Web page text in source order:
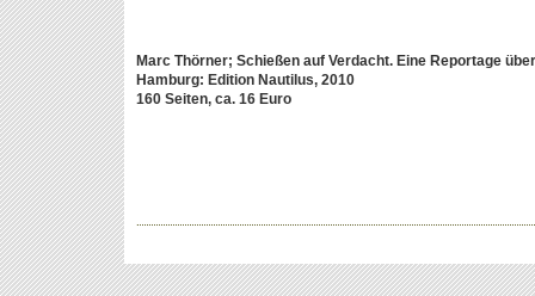
Marc Thörner; Schießen auf Verdacht. Eine Reportage
Hamburg: Edition Nautilus, 2010
160 Seiten, ca. 16 Euro